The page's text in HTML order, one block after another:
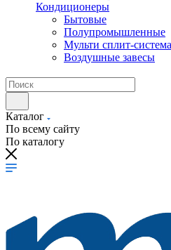
Кондиционеры
Бытовые
Полупромышленные
Мульти сплит-система
Воздушные завесы
Каталог
По всему сайту
По каталогу